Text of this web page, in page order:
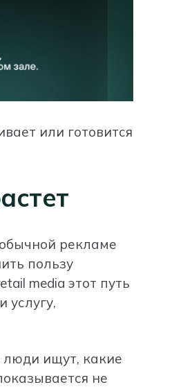
или готовится
рекламе
пользу
media этот путь
услугу,
ищут, какие
не